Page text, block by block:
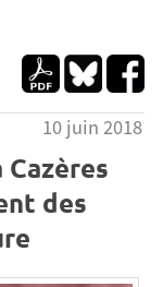
10 juin 2018
des